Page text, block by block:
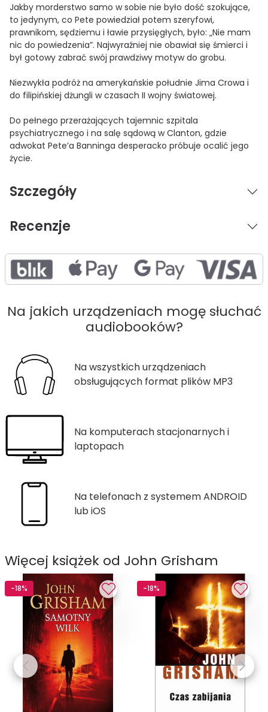
Jakby morderstwo samo w sobie nie było dość szokujące,
to jedynym, co Pete powiedział potem szeryfowi,
prawnikom, sędziemu i ławie przysięgłych, było: „Nie mam
nic do powiedzenia”. Najwyraźniej nie obawiał się śmierci i
był gotowy zabrać swój prawdziwy motyw do grobu.
Niezwykła podróż na amerykańskie południe Jima Crowa i
do filipińskiej dżungli w czasach II wojny światowej.
Do pełnego przerażających tajemnic szpitala
psychiatrycznego i na salę sądową w Clanton, gdzie
adwokat Pete’a Banninga desperacko próbuje ocalić jego
życie.
Szczegóły
Recenzje
Na jakich urządzeniach mogę słuchać
audiobooków?
Na wszystkich urządzeniach
obsługujących format plików MP3
Na komputerach stacjonarnych i
laptopach
Na telefonach z systemem ANDROID
lub iOS
Więcej książek od John Grisham
-18% -18%